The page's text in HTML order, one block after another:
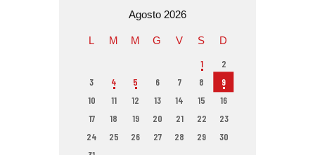
Agosto 2026
L M M G V S D
1
2
3
4 5 6 7 8
9
10
11 12 13 14 15
16
17
18 19 20 21 22
23
24
25 26 27 28 29
30